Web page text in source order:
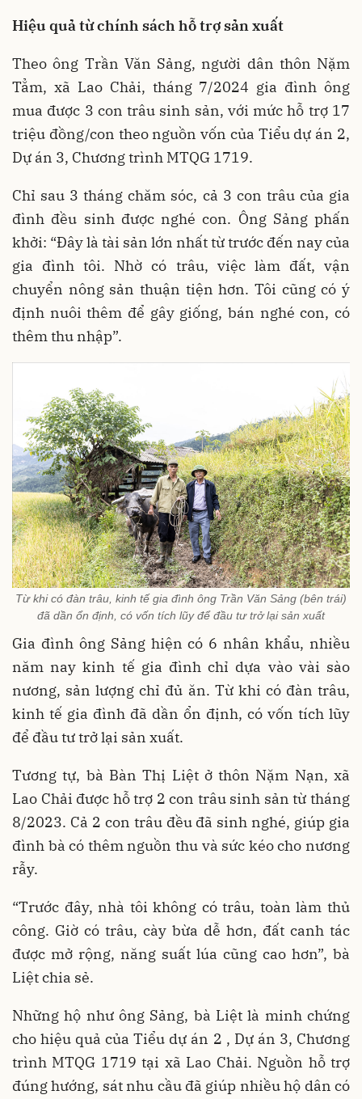
Hiệu quả từ chính sách hỗ trợ sản xuất
Theo ông Trần Văn Sảng, người dân thôn Nặm
Tẳm, xã Lao Chải, tháng 7/2024 gia đình ông
mua được 3 con trâu sinh sản, với mức hỗ trợ 17
triệu đồng/con theo nguồn vốn của Tiểu dự án 2,
Dự án 3, Chương trình MTQG 1719.
Chỉ sau 3 tháng chăm sóc, cả 3 con trâu của gia
đình đều sinh được nghé con. Ông Sảng phấn
khởi: “Đây là tài sản lớn nhất từ trước đến nay của
gia đình tôi. Nhờ có trâu, việc làm đất, vận
chuyển nông sản thuận tiện hơn. Tôi cũng có ý
định nuôi thêm để gây giống, bán nghé con, có
thêm thu nhập”.
Từ khi có đàn trâu, kinh tế gia đình ông Trần Văn Sảng (bên trái)
đã dần ổn định, có vốn tích lũy để đầu tư trở lại sản xuất
Gia đình ông Sảng hiện có 6 nhân khẩu, nhiều
năm nay kinh tế gia đình chỉ dựa vào vài sào
nương, sản lượng chỉ đủ ăn. Từ khi có đàn trâu,
kinh tế gia đình đã dần ổn định, có vốn tích lũy
để đầu tư trở lại sản xuất.
Tương tự, bà Bàn Thị Liệt ở thôn Nặm Nạn, xã
Lao Chải được hỗ trợ 2 con trâu sinh sản từ tháng
8/2023. Cả 2 con trâu đều đã sinh nghé, giúp gia
đình bà có thêm nguồn thu và sức kéo cho nương
rẫy.
“Trước đây, nhà tôi không có trâu, toàn làm thủ
công. Giờ có trâu, cày bừa dễ hơn, đất canh tác
được mở rộng, năng suất lúa cũng cao hơn”, bà
Liệt chia sẻ.
Những hộ như ông Sảng, bà Liệt là minh chứng
cho hiệu quả của Tiểu dự án 2 , Dự án 3, Chương
trình MTQG 1719 tại xã Lao Chải. Nguồn hỗ trợ
đúng hướng, sát nhu cầu đã giúp nhiều hộ dân có